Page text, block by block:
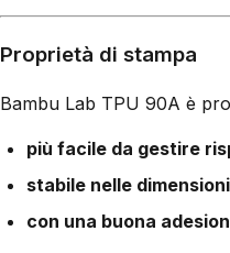
Proprietà di stampa
Bambu Lab TPU 90A è
più facile da gestire
stabile nelle dimensioni
con una buona